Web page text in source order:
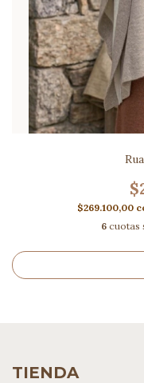
$269.100,00
6 cuotas
TIENDA